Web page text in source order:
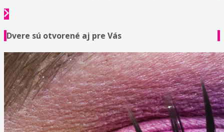
Dvere sú otvorené aj pre Vás